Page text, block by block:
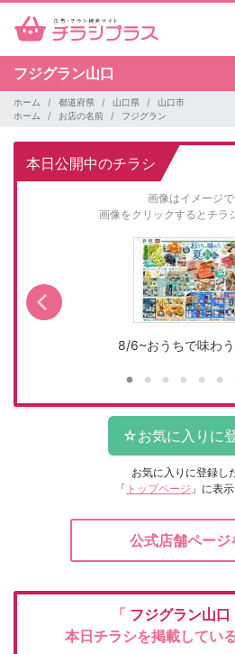
フジグラン山口
ホーム 都道府県 山口県
山口市
ホーム
お店の名前 フジグラン
本日公開中のチラシ
画像はイメージで
画像をクリックするとチラ
8/6~おうちで味わ
お気に入りに登録し
「 トップページ 」に表
公式店舗ページ
「 フジグラン山口
本日チラシを掲載してい